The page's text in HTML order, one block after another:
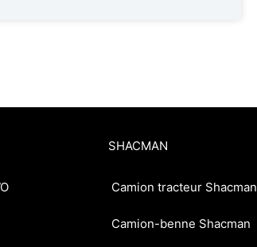
SHACMAN
Camion tracteur Shacman
Camion-benne Shacman